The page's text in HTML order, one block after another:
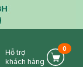
Phone Icon
Hỗ trợ
khách hàng
Cart
0